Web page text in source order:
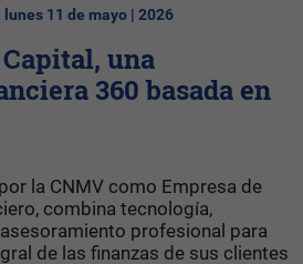
lunes 11 de mayo | 2026
una
360 basada en
la CNMV como Empresa de
combina tecnología,
profesional para
de las finanzas de sus clientes